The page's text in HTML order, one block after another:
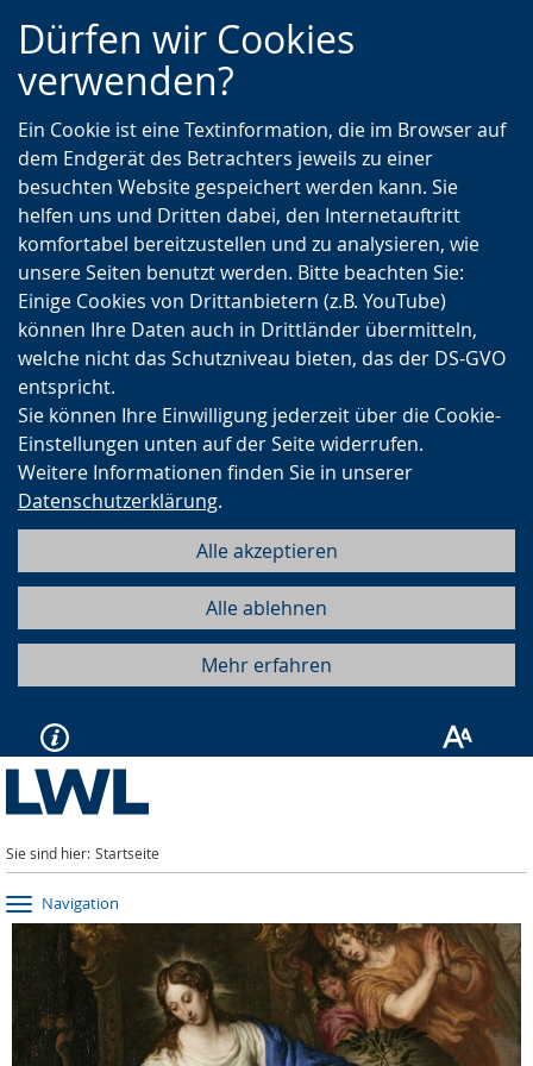
Zur
Hauptnavigation
Zur
Seitennavigation
Zum
Inhalt
Dürfen wir Cookies
verwenden?
Ein Cookie ist eine Textinformation, die im Browser auf
dem Endgerät des Betrachters jeweils zu einer
besuchten Website gespeichert werden kann. Sie
helfen uns und Dritten dabei, den Internetauftritt
komfortabel bereitzustellen und zu analysieren, wie
unsere Seiten benutzt werden. Bitte beachten Sie:
Einige Cookies von Drittanbietern (z.B. YouTube)
können Ihre Daten auch in Drittländer übermitteln,
welche nicht das Schutzniveau bieten, das der DS-GVO
entspricht.
Sie können Ihre Einwilligung jederzeit über die Cookie-
Einstellungen unten auf der Seite widerrufen.
Weitere Informationen finden Sie in unserer
Datenschutzerklärung.
Alle akzeptieren
Alle ablehnen
Mehr erfahren
Sie sind hier: Startseite
Navigation